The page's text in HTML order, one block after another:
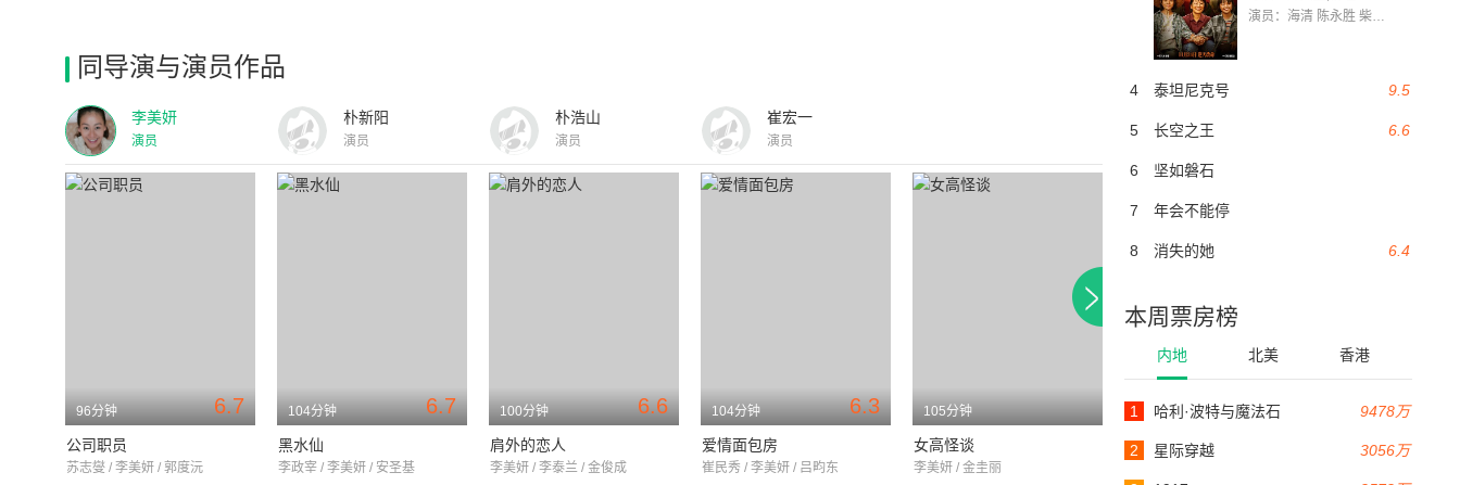
演员：海清 陈永胜 柴烨 王玥婷 万国鹏 美朵达瓦 赵瑞婷 罗解艳 郭莉娜 潘家艳
9.5
4 泰坦尼克号
6.6
5 长空之王
6 坚如磐石
7 年会不能停
6.4
8 消失的她
本周票房榜
内地 北美 香港
9478万
1 哈利·波特与魔法石
3056万
2 星际穿越
同导演与演员作品
李美妍
演员
朴新阳
演员
朴浩山
演员
崔宏一
演员
6.7
96分钟
公司职员
苏志燮 / 李美妍 / 郭度沅
6.7
104分钟
黑水仙
李政宰 / 李美妍 / 安圣基
6.6
100分钟
肩外的恋人
李美妍 / 李泰兰 / 金俊成
6.3
104分钟
爱情面包房
崔民秀 / 李美妍 / 吕畇东
105分钟
女高怪谈
李美妍 / 金圭丽
7.0
110分钟
中毒
120分钟
请点赞